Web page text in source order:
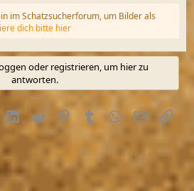
im Schatzsucherforum, um Bilder als
dich bitte hier
oder registrieren, um hier zu
antworten.
LinkedInReddit PinterestTumblrWhatsApp
E-MailLink